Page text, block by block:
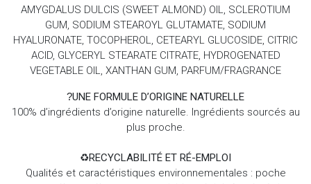
AMYGDALUS DULCIS (SWEET ALMOND) OIL, SCLEROTIUM
GUM, SODIUM STEAROYL GLUTAMATE, SODIUM
HYALURONATE, TOCOPHEROL, CETEARYL GLUCOSIDE, CITRIC
ACID, GLYCERYL STEARATE CITRATE, HYDROGENATED
VEGETABLE OIL, XANTHAN GUM, PARFUM/FRAGRANCE
?UNE FORMULE D’ORIGINE NATURELLE
100% d’ingrédients d’origine naturelle. Ingrédients sourcés au
plus proche.
♻️RECYCLABILITÉ ET RÉ-EMPLOI
Qualités et caractéristiques environnementales : poche